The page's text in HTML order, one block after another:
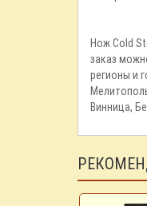
Нож Cold
заказ
регионы и
Винница,